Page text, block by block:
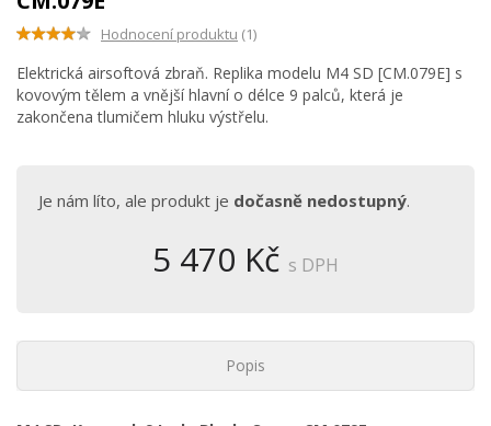
Hodnocení produktu (1)
Elektrická airsoftová zbraň. Replika modelu M4 SD [CM.079E] s
kovovým tělem a vnější hlavní o délce 9 palců, která je
zakončena tlumičem hluku výstřelu.
Je nám líto, ale produkt je dočasně nedostupný.
5 470 Kč s DPH
Popis